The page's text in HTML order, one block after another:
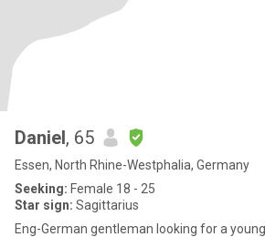
Daniel, 65
Essen, North Rhine-Westphalia, Germany
Seeking: Female 18 - 25
Star sign: Sagittarius
Eng-German gentleman looking for a